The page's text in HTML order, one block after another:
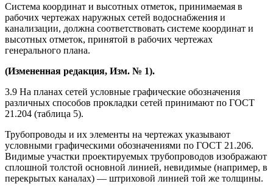
Система координат и высотных отметок, принимаемая в
рабочих чертежах наружных сетей водоснабжения и
канализации, должна соответствовать системе координат и
высотных отметок, принятой в рабочих чертежах
генерального плана.
(Измененная редакция, Изм. № 1).
3.9 На планах сетей условные графические обозначения
различных способов прокладки сетей принимают по ГОСТ
21.204 (таблица 5).
Трубопроводы и их элементы на чертежах указывают
условными графическими обозначениями по ГОСТ 21.206.
Видимые участки проектируемых трубопроводов изображают
сплошной толстой основной линией, невидимые (например, в
перекрытых каналах) — штриховой линией той же толщины.